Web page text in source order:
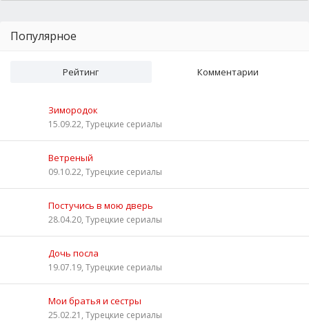
Популярное
Рейтинг Комментарии
Зимородок
15.09.22, Турецкие сериалы
Ветреный
09.10.22, Турецкие сериалы
Постучись в мою дверь
28.04.20, Турецкие сериалы
Дочь посла
19.07.19, Турецкие сериалы
Мои братья и сестры
25.02.21, Турецкие сериалы